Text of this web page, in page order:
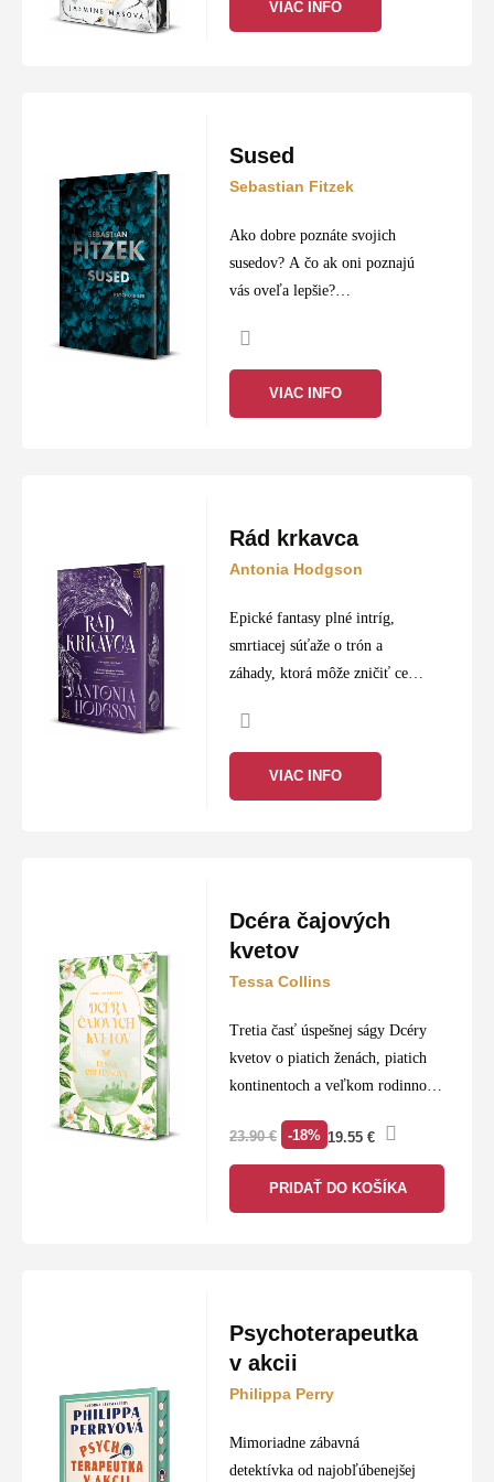
VIAC INFO
Sused
Sebastian Fitzek
Ako dobre poznáte svojich
susedov? A čo ak oni poznajú
vás oveľa lepšie?
monofóbiou – chorobným
strachom zo samoty. Ticho
prázdneho bytu vníma horšie
VIAC INFO
Rád krkavca
Antonia Hodgson
Epické fantasy plné intríg,
smrtiacej súťaže o trón a
záhady, ktorá môže zničiť celú
VIAC INFO
Dcéra čajových
kvetov
Tessa Collins
Tretia časť úspešnej ságy Dcéry
kvetov o piatich ženách, piatich
kontinentoch a veľkom rodinnom
23.90€ -18% 19.55 €
PRIDAŤ DO KOŠÍKA
Psychoterapeutka
v akcii
Philippa Perry
Mimoriadne zábavná
detektívka od najobľúbenejšej